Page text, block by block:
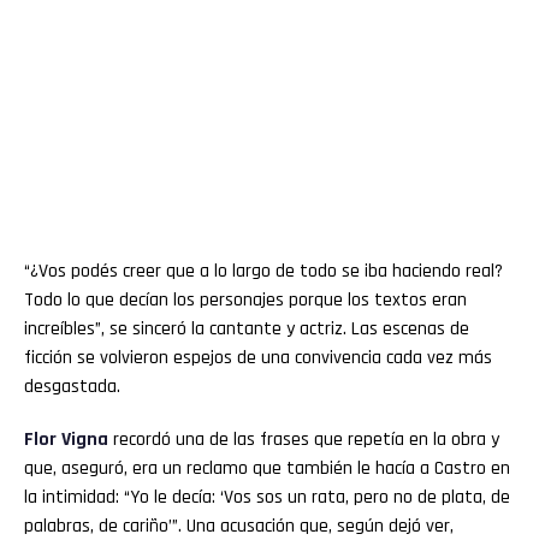
“¿Vos podés creer que a lo largo de todo se iba haciendo real?
Todo lo que decían los personajes porque los textos eran
increíbles”, se sinceró la cantante y actriz. Las escenas de
ficción se volvieron espejos de una convivencia cada vez más
desgastada.
FlorVigna recordó una de las frases que repetía en la obra y
que, aseguró, era un reclamo que también le hacía a Castro en
la intimidad: “Yo le decía: ‘Vos sos un rata, pero no de plata, de
palabras, de cariño’”. Una acusación que, según dejó ver,